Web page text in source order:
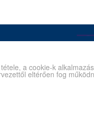
a cookie-k
eltérően fog